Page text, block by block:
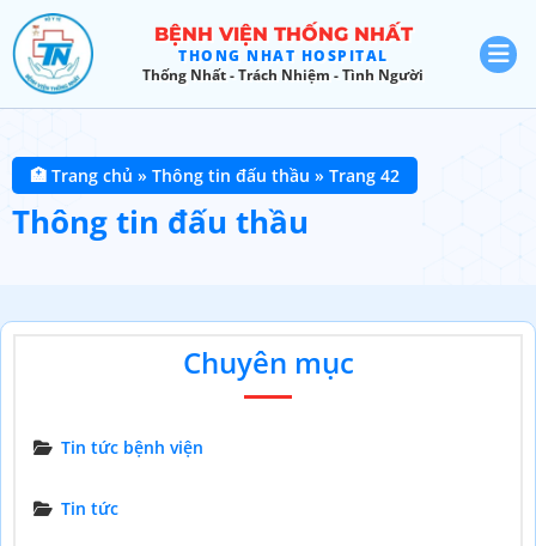
BỆNH VIỆN THỐNG NHẤT
THONG NHAT HOSPITAL
Thống Nhất - Trách Nhiệm - Tình Người
🏥 Trang chủ » Thông tin đấu thầu » Trang 42
Thông tin đấu thầu
Chuyên mục
Tin tức bệnh viện
Tin tức